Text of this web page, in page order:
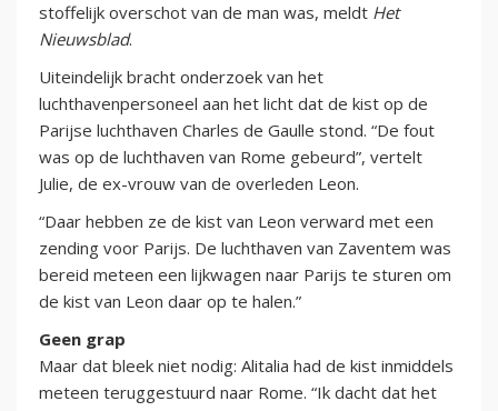
stoffelijk overschot van de man was, meldt Het
Nieuwsblad.
Uiteindelijk bracht onderzoek van het
luchthavenpersoneel aan het licht dat de kist op de
Parijse luchthaven Charles de Gaulle stond. “De fout
was op de luchthaven van Rome gebeurd”, vertelt
Julie, de ex-vrouw van de overleden Leon.
“Daar hebben ze de kist van Leon verward met een
zending voor Parijs. De luchthaven van Zaventem was
bereid meteen een lijkwagen naar Parijs te sturen om
de kist van Leon daar op te halen.”
Geen grap
Maar dat bleek niet nodig: Alitalia had de kist inmiddels
meteen teruggestuurd naar Rome. “Ik dacht dat het